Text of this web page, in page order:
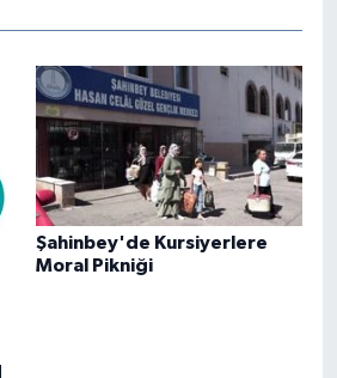
Şahinbey'de Kursiyerlere
Moral Pikniği